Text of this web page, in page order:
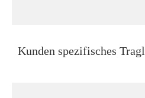
Kunden spezifisches